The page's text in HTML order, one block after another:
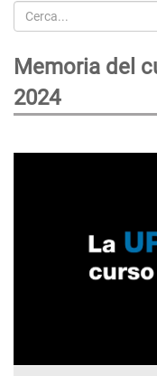
Cerca
Memoria del
2024